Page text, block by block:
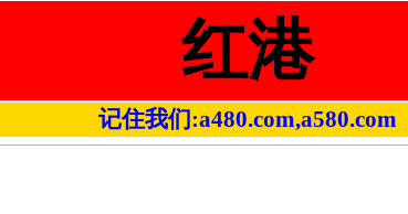
红港
记住我们:a480.com,a580.com